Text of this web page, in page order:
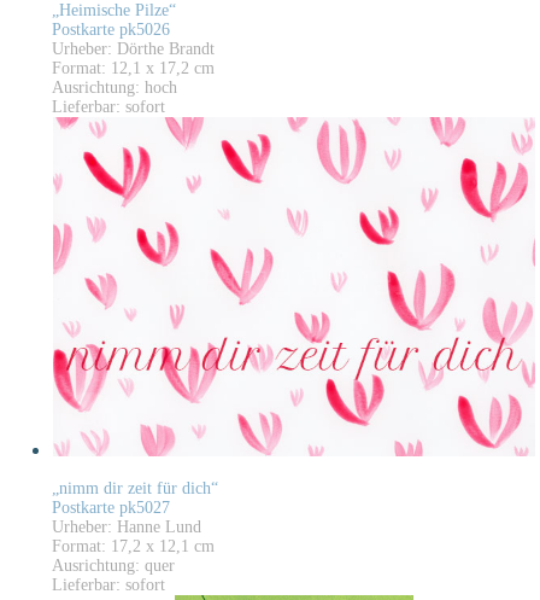
„Heimische Pilze“
Postkarte pk5026
Urheber: Dörthe Brandt
Format: 12,1 x 17,2 cm
Ausrichtung: hoch
Lieferbar: sofort
„nimm dir zeit für dich“
Postkarte pk5027
Urheber: Hanne Lund
Format: 17,2 x 12,1 cm
Ausrichtung: quer
Lieferbar: sofort